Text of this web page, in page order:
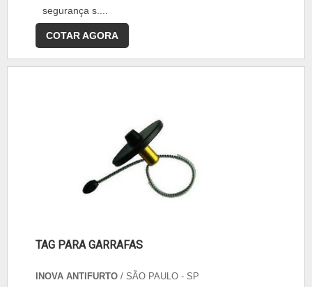
segurança s....
COTAR AGORA
TAG PARA GARRAFAS
INOVA ANTIFURTO / SÃO PAULO - SP